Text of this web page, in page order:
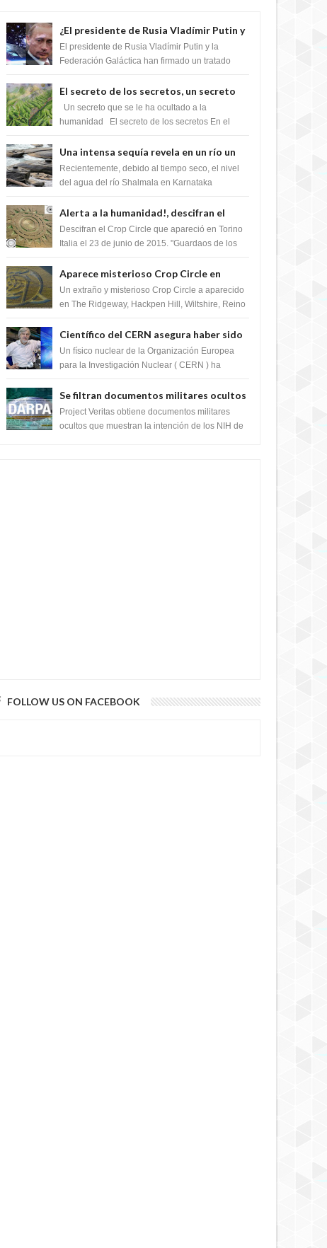
¿El presidente de Rusia Vladímir Putin y
la Federación Galactica han firmado un
tratado para acabar con los Sionistas?
El presidente de Rusia Vladímir Putin y la
Federación Galáctica han firmado un tratado
Si...
El secreto de los secretos, un secreto
que cambiaría por completo el destino
de la humanidad
Un secreto que se le ha ocultado a la
humanidad El secreto de los secretos En el
m...
Una intensa sequía revela en un río un
impresionante hallazgo de miles de
Shiva Lingas
Recientemente, debido al tiempo seco, el nivel
del agua del río Shalmala en Karnataka
Shiv...
Alerta a la humanidad!, descifran el
mensaje del Crop Circle de Torino ,Italia
Descifran el Crop Circle que apareció en Torino
Italia el 23 de junio de 2015. "Guardaos de los
Aparece misterioso Crop Circle en
Reino Unido 23 de junio 2016
Un extraño y misterioso Crop Circle a aparecido
en The Ridgeway, Hackpen Hill, Wiltshire, Reino
Científico del CERN asegura haber sido
ayudado por seres de luz durante una
prueba del Colisionador de Hadrones
Un físico nuclear de la Organización Europea
para la Investigación Nuclear ( CERN ) ha
corazó...
Se filtran documentos militares ocultos
que muestran la intención de los NIH de
crear el SARS-CoV-2, utilizando la
Project Veritas obtiene documentos militares
ocultos que muestran la intención de los NIH de
FOLLOW US ON FACEBOOK